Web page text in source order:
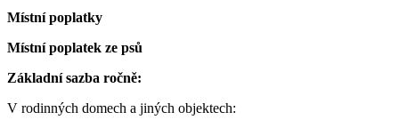
Místní poplatky
Místní poplatek ze psů
Základní sazba ročně:
V rodinných domech a jiných objektech: